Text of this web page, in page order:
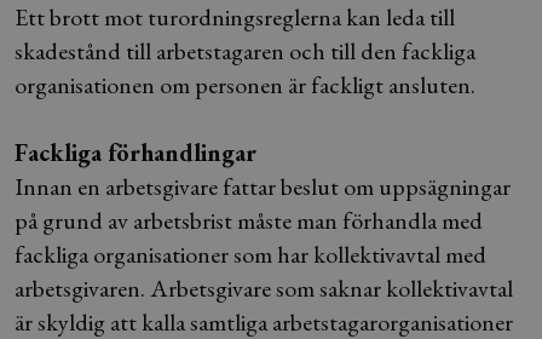
Ett brott mot turordningsreglerna kan leda till
skadestånd till arbetstagaren och till den fackliga
organisationen om personen är fackligt ansluten.
Fackliga förhandlingar
Innan en arbetsgivare fattar beslut om uppsägningar
på grund av arbetsbrist måste man förhandla med
fackliga organisationer som har kollektivavtal med
arbetsgivaren. Arbetsgivare som saknar kollektivavtal
är skyldig att kalla samtliga arbetstagarorganisationer